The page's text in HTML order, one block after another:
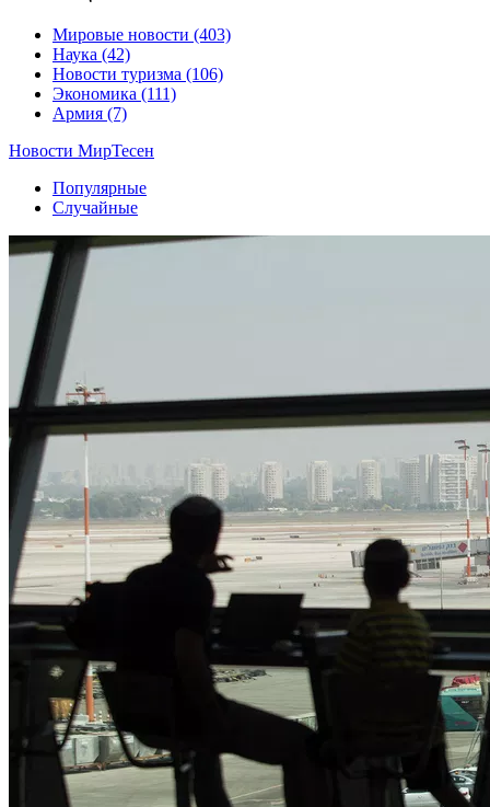
Мировые новости (403)
Наука (42)
Новости туризма (106)
Экономика (111)
Армия (7)
Новости МирТесен
Популярные
Случайные